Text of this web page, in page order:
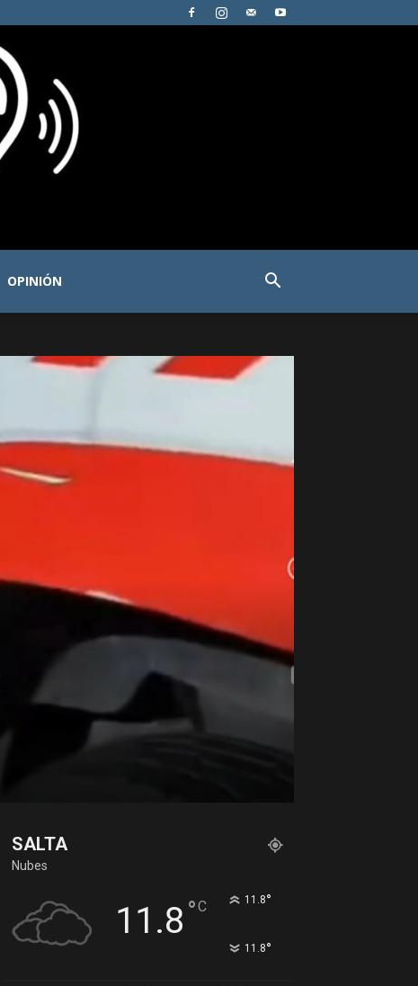
OPINIÓN
SALTA
Nubes
11.8 °C 11.8°
11.8°